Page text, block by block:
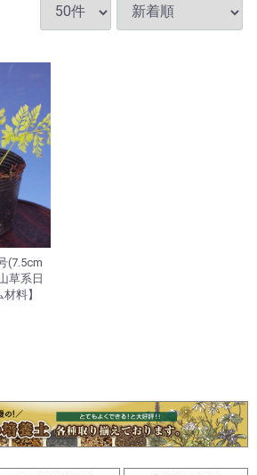
(7.5cm
草系日
料】